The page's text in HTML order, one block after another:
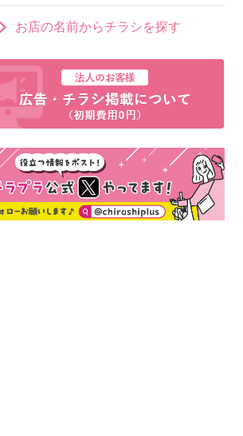
RGBMiniLED新レグザが登場
お店の名前からチラシを探す